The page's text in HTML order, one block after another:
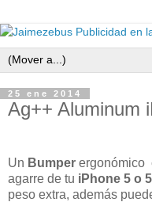
25 ene 2014
Ag++ Aluminum
Un Bumper ergonómico
agarre de tu iPhone 5 o
peso extra, además